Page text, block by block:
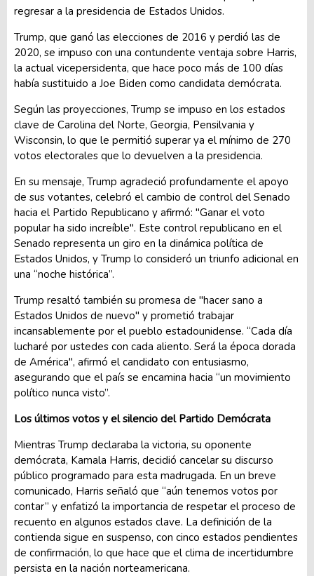
regresar a la presidencia de Estados Unidos.
Trump, que ganó las elecciones de 2016 y perdió las de
2020, se impuso con una contundente ventaja sobre Harris,
la actual vicepersidenta, que hace poco más de 100 días
había sustituido a Joe Biden como candidata demócrata.
Según las proyecciones, Trump se impuso en los estados
clave de Carolina del Norte, Georgia, Pensilvania y
Wisconsin, lo que le permitió superar ya el mínimo de 270
votos electorales que lo devuelven a la presidencia.
En su mensaje, Trump agradeció profundamente el apoyo
de sus votantes, celebró el cambio de control del Senado
hacia el Partido Republicano y afirmó: "Ganar el voto
popular ha sido increíble". Este control republicano en el
Senado representa un giro en la dinámica política de
Estados Unidos, y Trump lo consideró un triunfo adicional en
una “noche histórica”.
Trump resaltó también su promesa de "hacer sano a
Estados Unidos de nuevo" y prometió trabajar
incansablemente por el pueblo estadounidense. “Cada día
lucharé por ustedes con cada aliento. Será la época dorada
de América", afirmó el candidato con entusiasmo,
asegurando que el país se encamina hacia “un movimiento
político nunca visto”.
Los últimos votos y el silencio del Partido Demócrata
Mientras Trump declaraba la victoria, su oponente
demócrata, Kamala Harris, decidió cancelar su discurso
público programado para esta madrugada. En un breve
comunicado, Harris señaló que “aún tenemos votos por
contar” y enfatizó la importancia de respetar el proceso de
recuento en algunos estados clave. La definición de la
contienda sigue en suspenso, con cinco estados pendientes
de confirmación, lo que hace que el clima de incertidumbre
persista en la nación norteamericana.